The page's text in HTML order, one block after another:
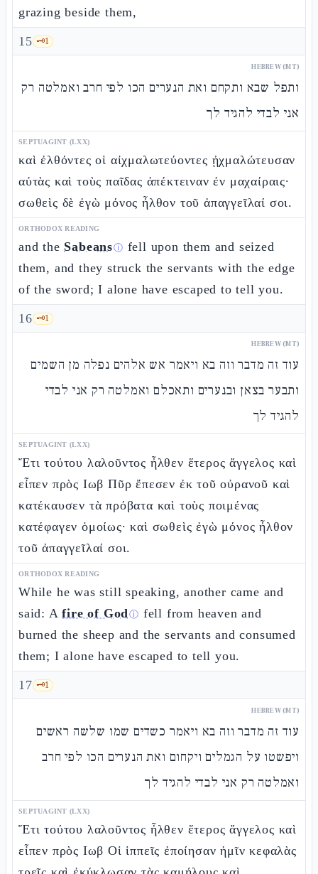
grazing beside them,
15 🗝️1
HEBREW (MT)
ותפל שבא ותקחם ואת הנערים הכו לפי חרב ואמלטה רק
אני לבדי להגיד לך
SEPTUAGINT (LXX)
καὶ ἐλθόντες οἱ αἰχμαλωτεύοντες ᾐχμαλώτευσαν
αὐτὰς καὶ τοὺς παῖδας ἀπέκτειναν ἐν μαχαίραις·
σωθεὶς δὲ ἐγὼ μόνος ἦλθον τοῦ ἀπαγγεῖλαί σοι.
ORTHODOX READING
and the Sabeansⓘ fell upon them and seized
them, and they struck the servants with the edge
of the sword; I alone have escaped to tell you.
16 🗝️1
HEBREW (MT)
עוד זה מדבר וזה בא ויאמר אש אלהים נפלה מן השמים
ותבער בצאן ובנערים ותאכלם ואמלטה רק אני לבדי
להגיד לך
SEPTUAGINT (LXX)
Ἔτι τούτου λαλοῦντος ἦλθεν ἕτερος ἄγγελος καὶ
εἶπεν πρὸς Ιωβ Πῦρ ἔπεσεν ἐκ τοῦ οὐρανοῦ καὶ
κατέκαυσεν τὰ πρόβατα καὶ τοὺς ποιμένας
κατέφαγεν ὁμοίως· καὶ σωθεὶς ἐγὼ μόνος ἦλθον
τοῦ ἀπαγγεῖλαί σοι.
ORTHODOX READING
While he was still speaking, another came and
said: Afire of Godⓘ fell from heaven and
burned the sheep and the servants and consumed
them; I alone have escaped to tell you.
17 🗝️1
HEBREW (MT)
עוד זה מדבר וזה בא ויאמר כשדים שמו שלשה ראשים
ויפשטו על הגמלים ויקחום ואת הנערים הכו לפי חרב
ואמלטה רק אני לבדי להגיד לך
SEPTUAGINT (LXX)
Ἔτι τούτου λαλοῦντος ἦλθεν ἕτερος ἄγγελος καὶ
εἶπεν πρὸς Ιωβ Οἱ ἱππεῖς ἐποίησαν ἡμῖν κεφαλὰς